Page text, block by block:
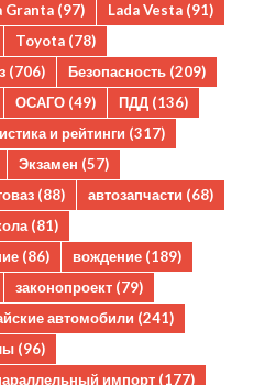
Granta (97) Lada Vesta (91)
Toyota (78)
(706) Безопасность (209)
ОСАГО (49) ПДД (136)
и рейтинги (317)
Экзамен (57)
(88) автозапчасти (68)
(81)
(86) вождение (189)
законопроект (79)
автомобили (241)
(96)
импорт (177)